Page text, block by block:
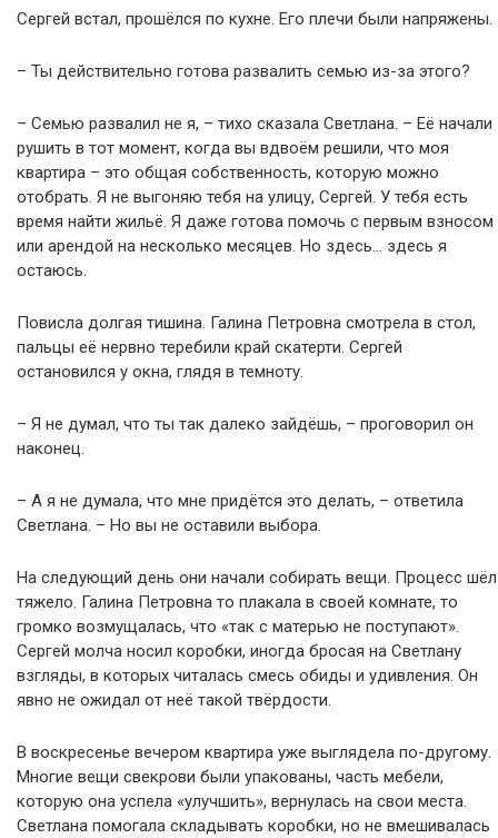
Сергей встал, прошёлся по кухне. Его плечи были напряжены.
– Ты действительно готова развалить семью из-за этого?
– Семью развалил не я, – тихо сказала Светлана. – Её начали
рушить в тот момент, когда вы вдвоём решили, что моя
квартира – это общая собственность, которую можно
отобрать. Я не выгоняю тебя на улицу, Сергей. У тебя есть
время найти жильё. Я даже готова помочь с первым взносом
или арендой на несколько месяцев. Но здесь… здесь я
остаюсь.
Повисла долгая тишина. Галина Петровна смотрела в стол,
пальцы её нервно теребили край скатерти. Сергей
остановился у окна, глядя в темноту.
– Я не думал, что ты так далеко зайдёшь, – проговорил он
наконец.
– А я не думала, что мне придётся это делать, – ответила
Светлана. – Но вы не оставили выбора.
На следующий день они начали собирать вещи. Процесс шёл
тяжело. Галина Петровна то плакала в своей комнате, то
громко возмущалась, что «так с матерью не поступают».
Сергей молча носил коробки, иногда бросая на Светлану
взгляды, в которых читалась смесь обиды и удивления. Он
явно не ожидал от неё такой твёрдости.
В воскресенье вечером квартира уже выглядела по-другому.
Многие вещи свекрови были упакованы, часть мебели,
которую она успела «улучшить», вернулась на свои места.
Светлана помогала складывать коробки, но не вмешивалась